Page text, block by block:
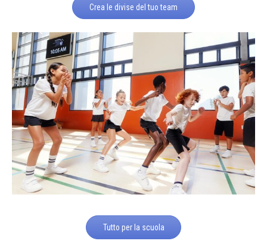
Crea le divise del tuo team
Tutto per la scuola